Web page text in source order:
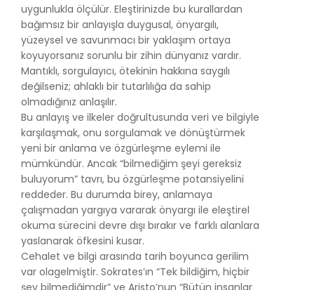
uygunlukla ölçülür. Eleştirinizde bu kurallardan
bağımsız bir anlayışla duygusal, önyargılı,
yüzeysel ve savunmacı bir yaklaşım ortaya
koyuyorsanız sorunlu bir zihin dünyanız vardır.
Mantıklı, sorgulayıcı, ötekinin hakkına saygılı
değilseniz; ahlaklı bir tutarlılığa da sahip
olmadığınız anlaşılır.
Bu anlayış ve ilkeler doğrultusunda veri ve bilgiyle
karşılaşmak, onu sorgulamak ve dönüştürmek
yeni bir anlama ve özgürleşme eylemi ile
mümkündür. Ancak “bilmediğim şeyi gereksiz
buluyorum” tavrı, bu özgürleşme potansiyelini
reddeder. Bu durumda birey, anlamaya
çalışmadan yargıya vararak önyargı ile eleştirel
okuma sürecini devre dışı bırakır ve farklı alanlara
yaslanarak öfkesini kusar.
Cehalet ve bilgi arasında tarih boyunca gerilim
var olagelmiştir. Sokrates’ın “Tek bildiğim, hiçbir
şey bilmediğimdir” ve Aristo’nun “Bütün insanlar